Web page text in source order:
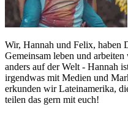
Wir, Hannah und Felix, haben
Gemeinsam leben und
anders auf der Welt - Hannah
irgendwas mit Medien und
erkunden wir Lateinamerika,
teilen das gern mit euch!